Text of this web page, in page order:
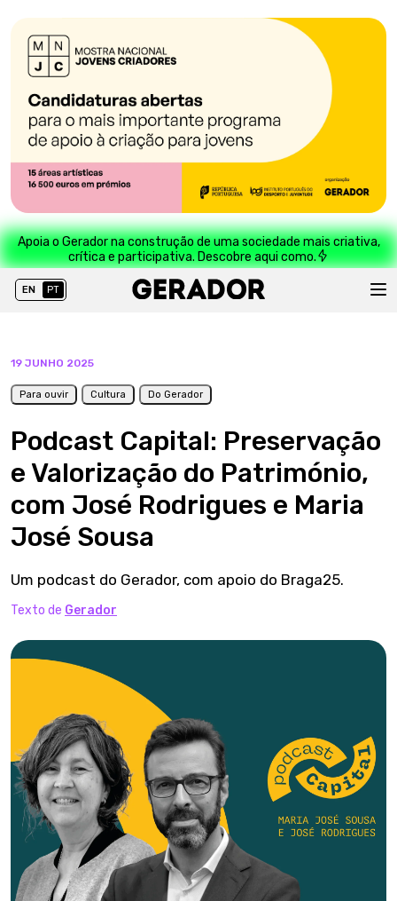
Apoia o Gerador na construção de uma sociedade mais criativa,
crítica e participativa. Descobre aqui como.
EN PT
19 JUNHO 2025
Para ouvir Cultura Do Gerador
Podcast Capital: Preservação
e Valorização do Património,
com José Rodrigues e Maria
José Sousa
Um podcast do Gerador, com apoio do Braga25.
Texto de Gerador